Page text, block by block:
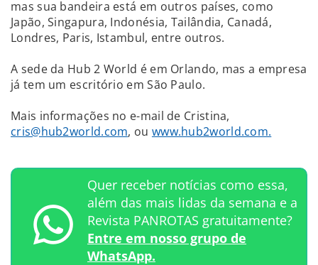
mas sua bandeira está em outros países, como
Japão, Singapura, Indonésia, Tailândia, Canadá,
Londres, Paris, Istambul, entre outros.
A sede da Hub 2 World é em Orlando, mas a empresa
já tem um escritório em São Paulo.
Mais informações no e-mail de Cristina,
cris@hub2world.com, ou www.hub2world.com.
Quer receber notícias como essa,
além das mais lidas da semana e a
Revista PANROTAS gratuitamente?
Entre em nosso grupo de
WhatsApp.